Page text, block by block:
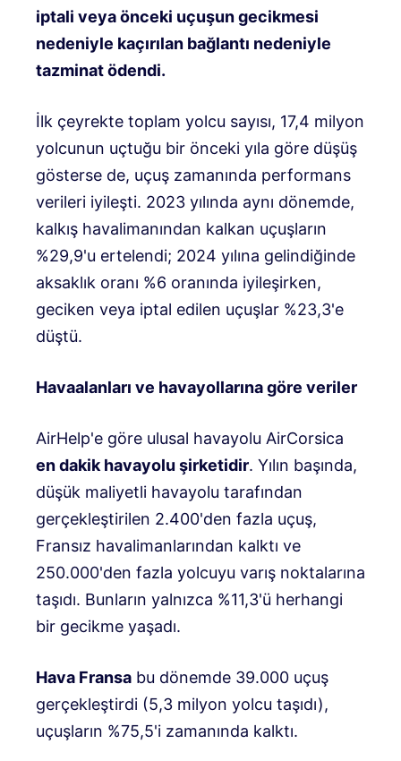
iptali veya önceki uçuşun gecikmesi
nedeniyle kaçırılan bağlantı nedeniyle
tazminat ödendi.
İlk çeyrekte toplam yolcu sayısı, 17,4 milyon
yolcunun uçtuğu bir önceki yıla göre düşüş
gösterse de, uçuş zamanında performans
verileri iyileşti. 2023 yılında aynı dönemde,
kalkış havalimanından kalkan uçuşların
%29,9'u ertelendi; 2024 yılına gelindiğinde
aksaklık oranı %6 oranında iyileşirken,
geciken veya iptal edilen uçuşlar %23,3'e
düştü.
Havaalanları ve havayollarına göre veriler
AirHelp'e göre ulusal havayolu AirCorsica
en dakik havayolu şirketidir. Yılın başında,
düşük maliyetli havayolu tarafından
gerçekleştirilen 2.400'den fazla uçuş,
Fransız havalimanlarından kalktı ve
250.000'den fazla yolcuyu varış noktalarına
taşıdı. Bunların yalnızca %11,3'ü herhangi
bir gecikme yaşadı.
Hava Fransa bu dönemde 39.000 uçuş
gerçekleştirdi (5,3 milyon yolcu taşıdı),
uçuşların %75,5'i zamanında kalktı.